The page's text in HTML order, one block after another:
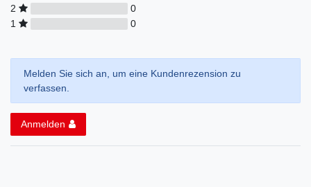
2
0
1
0
Melden Sie sich an, um eine Kundenrezension zu
verfassen.
Anmelden